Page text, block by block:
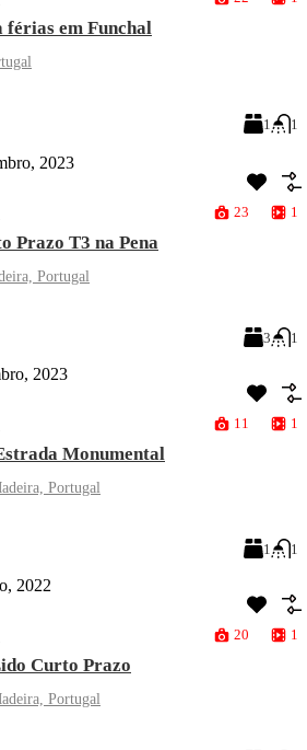
em Funchal
1 1
2023
23 1
Prazo T3 na Pena
Portugal
3 1
2023
11 1
Monumental
Portugal
1 1
2022
20 1
Curto Prazo
Portugal